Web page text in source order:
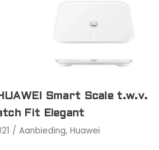
Smart Scale t.w.v.
Fit Elegant
Aanbieding, Huawei